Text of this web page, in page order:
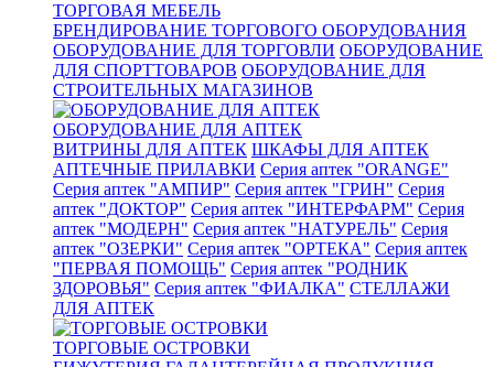
ТОРГОВАЯ МЕБЕЛЬ
БРЕНДИРОВАНИЕ ТОРГОВОГО ОБОРУДОВАНИЯ
ОБОРУДОВАНИЕ ДЛЯ ТОРГОВЛИ ОБОРУДОВАНИЕ
ДЛЯ СПОРТТОВАРОВ ОБОРУДОВАНИЕ ДЛЯ
СТРОИТЕЛЬНЫХ МАГАЗИНОВ
ОБОРУДОВАНИЕ ДЛЯ АПТЕК
ВИТРИНЫ ДЛЯ АПТЕК ШКАФЫ ДЛЯ АПТЕК
АПТЕЧНЫЕ ПРИЛАВКИ Серия аптек "ORANGE"
Серия аптек "АМПИР" Серия аптек "ГРИН" Серия
аптек "ДОКТОР" Серия аптек "ИНТЕРФАРМ" Серия
аптек "МОДЕРН" Серия аптек "НАТУРЕЛЬ" Серия
аптек "ОЗЕРКИ" Серия аптек "ОРТЕКА" Серия аптек
"ПЕРВАЯ ПОМОЩЬ" Серия аптек "РОДНИК
ЗДОРОВЬЯ" Серия аптек "ФИАЛКА" СТЕЛЛАЖИ
ДЛЯ АПТЕК
ТОРГОВЫЕ ОСТРОВКИ